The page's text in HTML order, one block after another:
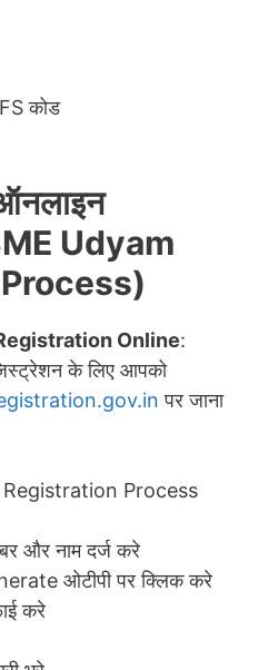
कोड
Udyam
Online:
के लिए आपको
पर जाना
Process
और नाम दर्ज करे
ओटीपी पर क्लिक करे
करे